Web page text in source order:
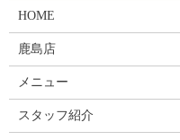
HOME
鹿島店
メニュー
スタッフ紹介